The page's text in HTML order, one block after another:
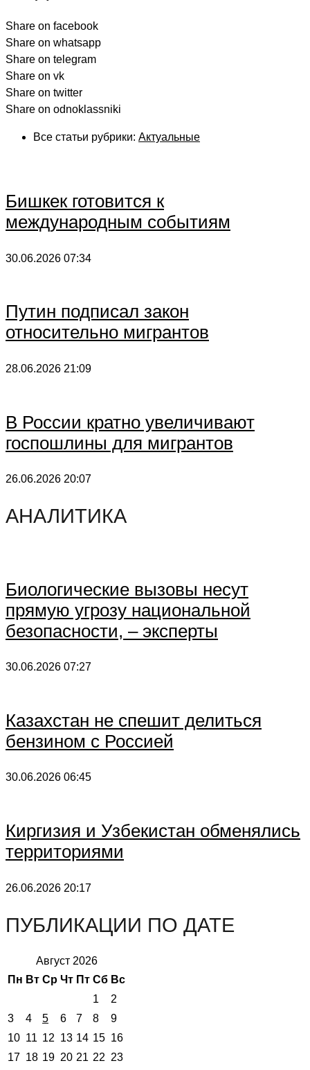
Share on facebook
Share on whatsapp
Share on telegram
Share on vk
Share on twitter
Share on odnoklassniki
Все статьи рубрики: Актуальные
Бишкек готовится к
международным событиям
30.06.2026 07:34
Путин подписал закон
относительно мигрантов
28.06.2026 21:09
В России кратно увеличивают
госпошлины для мигрантов
26.06.2026 20:07
АНАЛИТИКА
Биологические вызовы несут
прямую угрозу национальной
безопасности, – эксперты
30.06.2026 07:27
Казахстан не спешит делиться
бензином с Россией
30.06.2026 06:45
Киргизия и Узбекистан обменялись
территориями
26.06.2026 20:17
ПУБЛИКАЦИИ ПО ДАТЕ
Август 2026
Пн Вт Ср Чт Пт Сб Вс
1
2
3
4 5 6 7 8
9
10 11 12 13 14 15 16
17 18 19 20 21 22 23